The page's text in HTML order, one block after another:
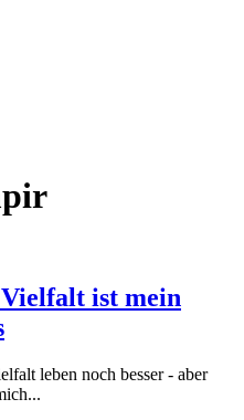
ist mein
leben noch besser - aber